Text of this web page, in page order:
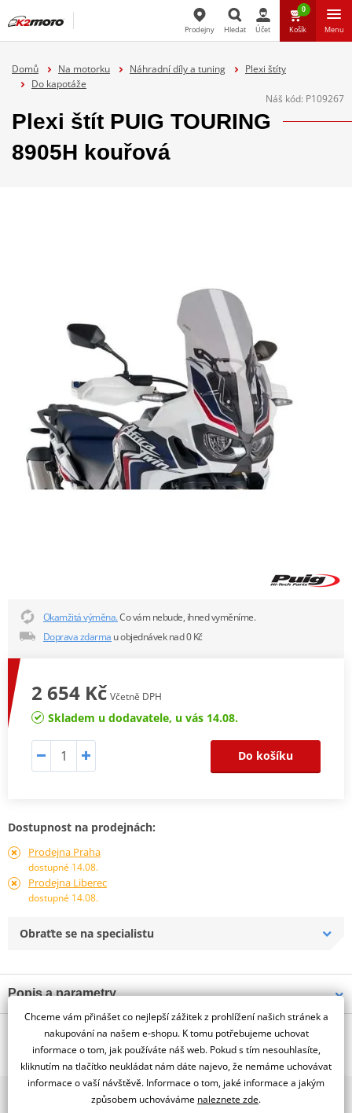
Prodejny Hledat Účet
0
Košík Menu
Domů Na motorku Náhradní díly a tuning
Plexi štíty
Do kapotáže
Náš kód: P109267
Plexi štít PUIG TOURING
8905H kouřová
Okamžitá výměna.Co vám nebude, ihned vyměníme.
Doprava zdarma u objednávek nad 0 Kč
2 654 Kč Včetně DPH
Skladem u dodavatele, u vás 14.08.
Do košíku
Dostupnost na prodejnách:
Prodejna Praha
dostupné 14.08.
Prodejna Liberec
dostupné 14.08.
Obraťte se na specialistu
Popis a parametry
Jsme autorizovaný
dealer značky PUIG
TOURING SCREEN CRF1000L AFRICA TWIN 16'-17' C/SMOK
Tabulka velikostí
O výrobci
PUIG byl založen v roce 1964 ve Španělsku. Vyrábí se ve městě
Granollers poblíž Barcelony na ploše 8 000 m² v objektu, který se
2x multibrand showroom
Chceme vám přinášet co nejlepší zážitek z prohlížení našich stránek a
nakupování na našem e-shopu. K tomu potřebujeme uchovat
informace o tom, jak používáte náš web. Pokud s tím nesouhlasíte,
kliknutím na tlačítko neukládat nám dáte najevo, že nemáme uchovávat
informace o vaší návštěvě. Informace o tom, jaké informace a jakým
způsobem uchováváme naleznete zde.